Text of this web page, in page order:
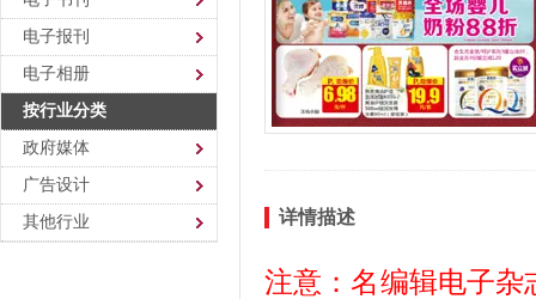
电子报刊
电子相册
按行业分类
政府媒体
广告设计
其他行业 详情描述
注意：名编辑电子杂